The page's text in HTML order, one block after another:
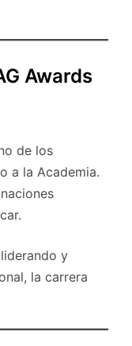
Awards
de los
a la Academia.
liderando y
la carrera